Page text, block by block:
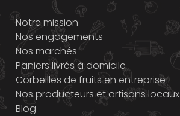
Notre mission
Nos engagements
Nos marchés
Paniers livrés à domicile
Corbeilles de fruits en entreprise
Nos producteurs et artisans locaux
Blog